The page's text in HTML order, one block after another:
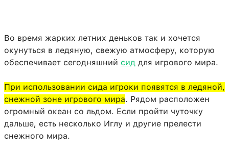
Во время жарких летних деньков так и хочется
окунуться в ледяную, свежую атмосферу, которую
обеспечивает сегодняшний сид для игрового мира.
При использовании сида игроки появятся в ледяной,
снежной зоне игрового мира. Рядом расположен
огромный океан со льдом. Если пройти чуточку
дальше, есть несколько Иглу и другие прелести
снежного мира.